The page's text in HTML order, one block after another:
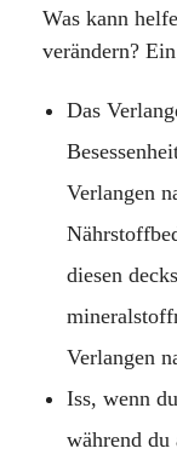
Was kann
verändern?
Das
Verlangen
diesen
Verlangen
Iss, wenn
während du